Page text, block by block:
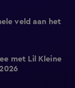
veld aan het
met Lil Kleine